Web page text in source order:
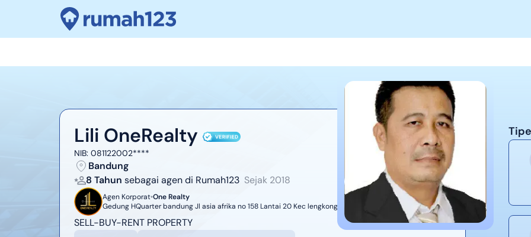
Lili OneRealty
NIB: 081122002****
Bandung
8 Tahun sebagai agen di Rumah123 Sejak 2018
Agen Korporat One Realty
Gedung HQuarter bandung Jl asia afrika no 158 Lantai 20 Kec lengkong Kel paledang
SELL-BUY-RENT PROPERTY